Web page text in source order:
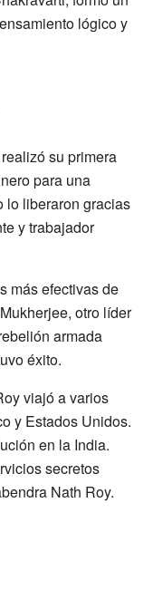
lógico y
su primera
para una
lo liberaron gracias
y trabajador
más efectivas de
otro líder
armada
éxito.
viajó a varios
y Estados Unidos.
en la India.
secretos
Nath Roy.